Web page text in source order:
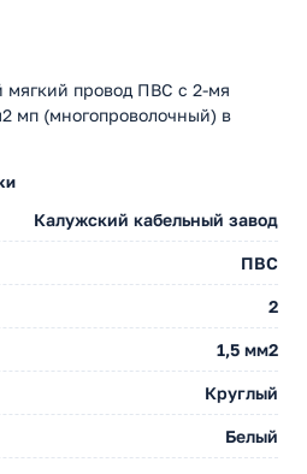
мягкий провод ПВС с 2-мя
мп (многопроволочный) в
Калужский кабельный завод
ПВС
2
1,5 мм2
Круглый
Белый